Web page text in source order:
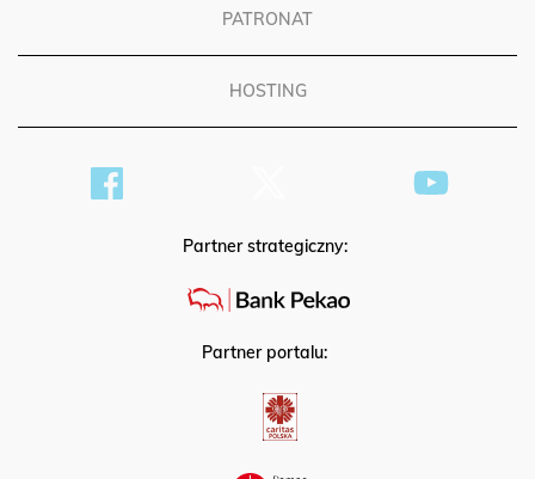
PATRONAT
HOSTING
Partner strategiczny:
Partner portalu: